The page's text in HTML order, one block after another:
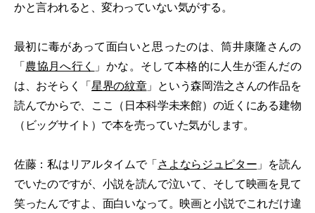
かと言われると、変わっていない気がする。
最初に毒があって面白いと思ったのは、筒井康隆さんの
「農協月へ行く 」かな。そして本格的に人生が歪んだの
は、おそらく「星界の紋章」という森岡浩之さんの作品を
読んでからで、ここ（日本科学未来館）の近くにある建物
（ビッグサイト）で本を売っていた気がします。
佐藤：私はリアルタイムで「さよならジュピター 」を読ん
でいたのですが、小説を読んで泣いて、そして映画を見て
笑ったんですよ、面白いなって。映画と小説でこれだけ違